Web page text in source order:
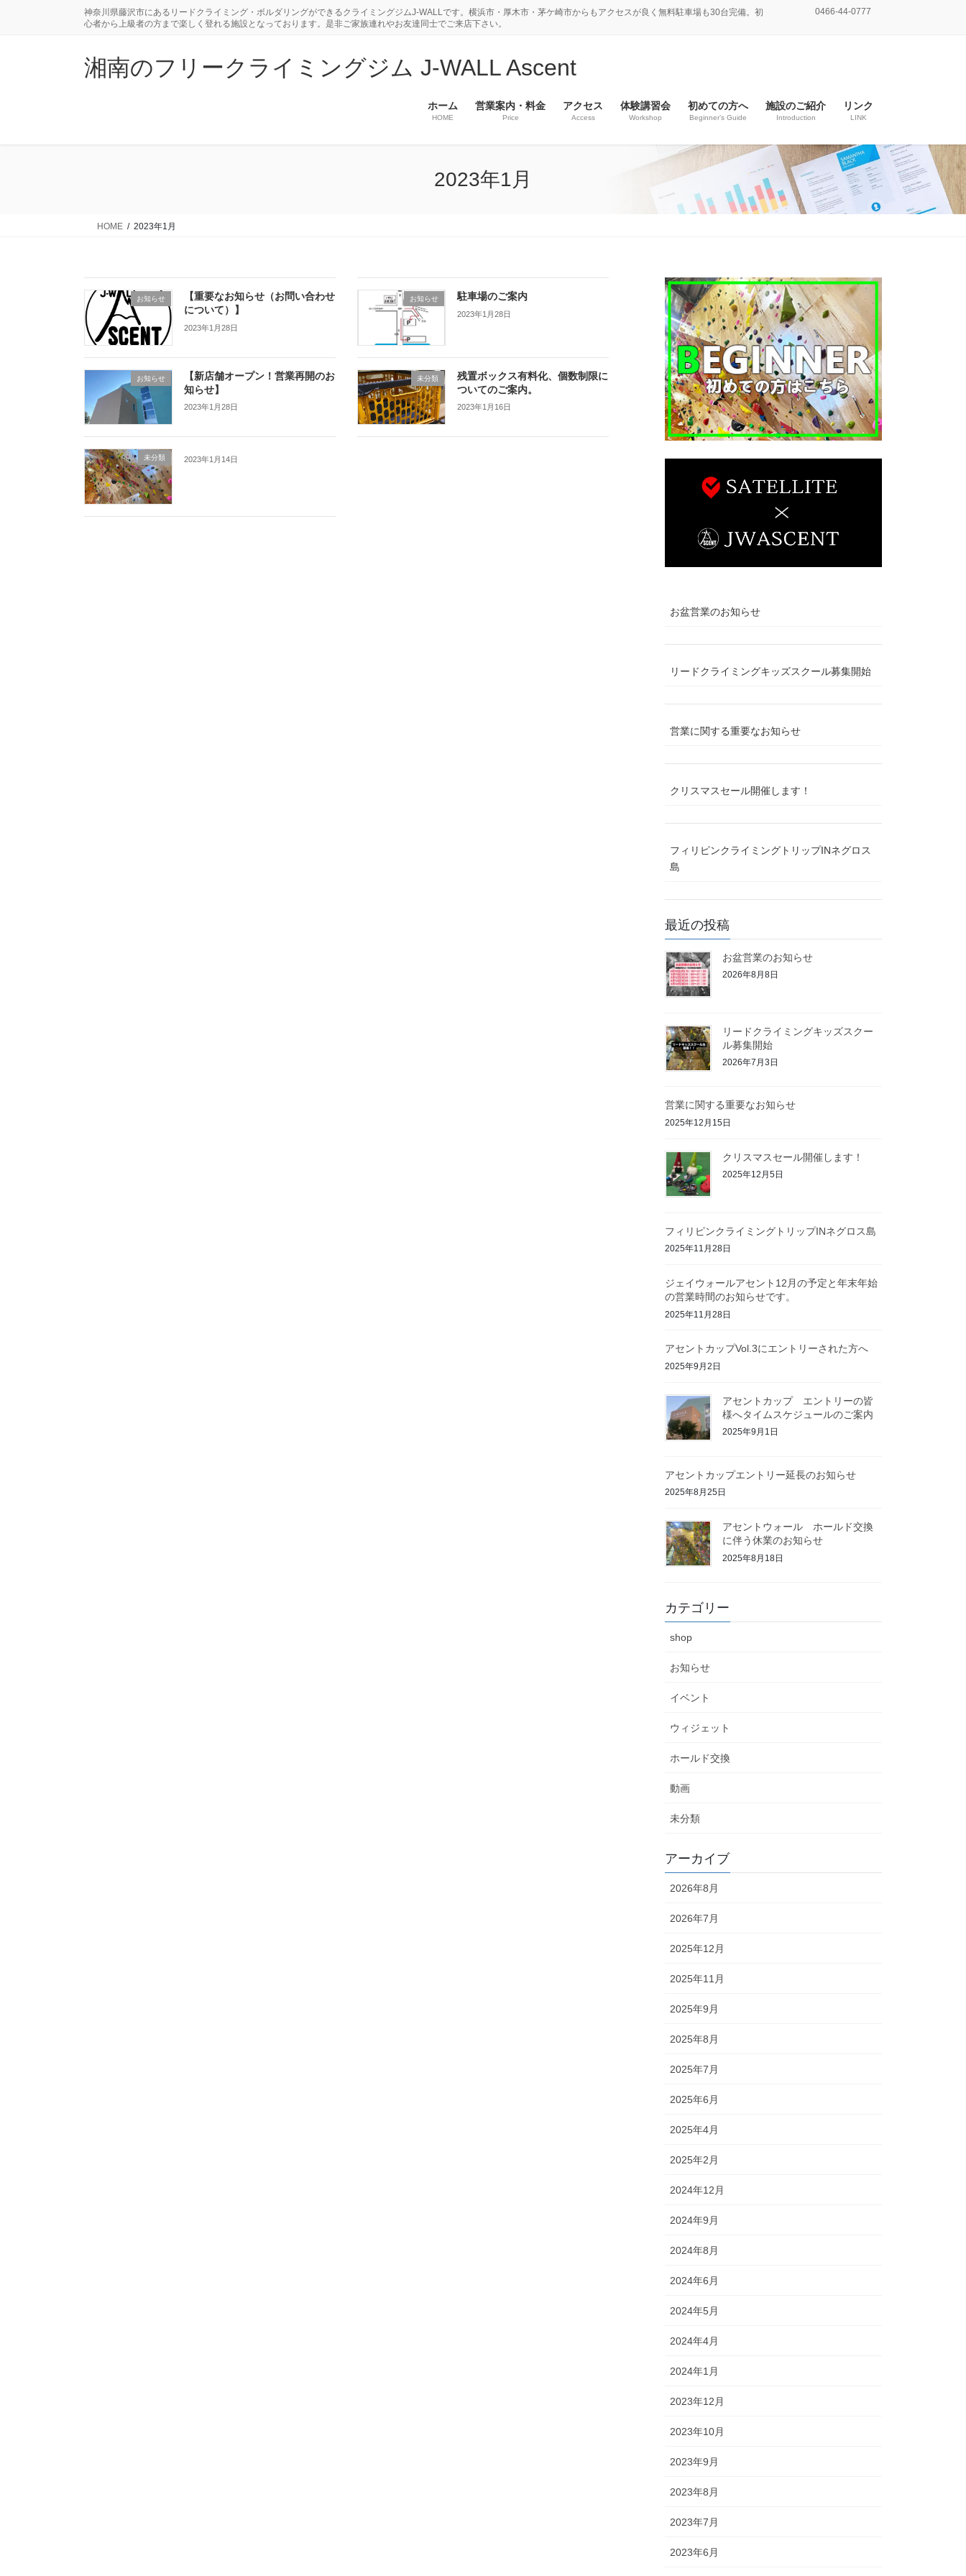
神奈川県藤沢市にあるリードクライミング・ボルダリングができるクライミングジムJ-WALLです。横浜市・厚木市・茅ケ崎市からもアクセスが良く無料駐車場も30台完備。初
心者から上級者の方まで楽しく登れる施設となっております。是非ご家族連れやお友達同士でご来店下さい。
0466-44-0777
湘南のフリークライミングジム J-WALL Ascent
ホーム
HOME
営業案内・料金
Price
アクセス
Access
体験講習会
Workshop
初めての方へ
Beginner’s Guide
施設のご紹介
Introduction
リンク
LINK
2023年1月
HOME 2023年1月
お知らせ
【重要なお知らせ（お問い合わせ
について）】
2023年1月28日
お知らせ 駐車場のご案内
2023年1月28日
お知らせ
【新店舗オープン！営業再開のお
知らせ】
2023年1月28日
未分類
残置ボックス有料化、個数制限に
ついてのご案内。
2023年1月16日
未分類 2023年1月14日
お盆営業のお知らせ
リードクライミングキッズスクール募集開始
営業に関する重要なお知らせ
クリスマスセール開催します！
フィリピンクライミングトリップINネグロス
島
最近の投稿
お盆営業のお知らせ
2026年8月8日
リードクライミングキッズスクー
ル募集開始
2026年7月3日
営業に関する重要なお知らせ
2025年12月15日
クリスマスセール開催します！
2025年12月5日
フィリピンクライミングトリップINネグロス島
2025年11月28日
ジェイウォールアセント12月の予定と年末年始
の営業時間のお知らせです。
2025年11月28日
アセントカップVol.3にエントリーされた方へ
2025年9月2日
アセントカップ エントリーの皆
様へタイムスケジュールのご案内
2025年9月1日
アセントカップエントリー延長のお知らせ
2025年8月25日
アセントウォール ホールド交換
に伴う休業のお知らせ
2025年8月18日
カテゴリー
shop
お知らせ
イベント
ウィジェット
ホールド交換
動画
未分類
アーカイブ
2026年8月
2026年7月
2025年12月
2025年11月
2025年9月
2025年8月
2025年7月
2025年6月
2025年4月
2025年2月
2024年12月
2024年9月
2024年8月
2024年6月
2024年5月
2024年4月
2024年1月
2023年12月
2023年10月
2023年9月
2023年8月
2023年7月
2023年6月